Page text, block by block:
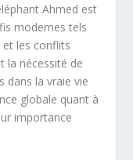
Ahmed est
modernes tels
et les conflits
la nécessité de
dans la vraie vie
globale quant à
importance